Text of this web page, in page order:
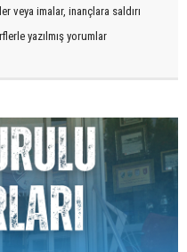
veya imalar, inançlara saldırı
yazılmış yorumlar